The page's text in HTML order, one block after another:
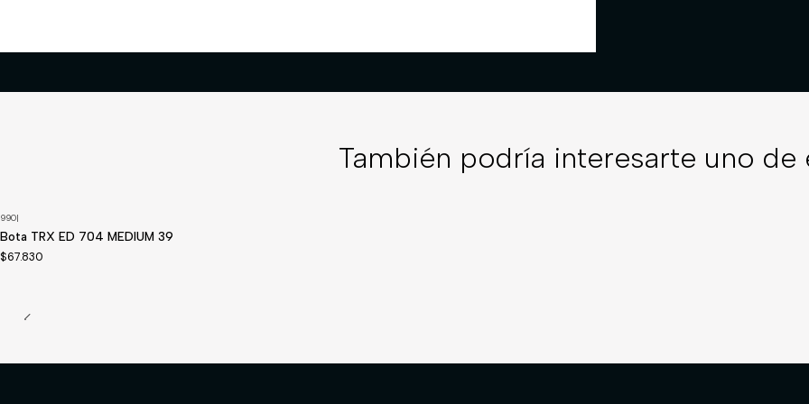
También podría interesarte uno de
990|
Bota TRX ED 704 MEDIUM 39
$67.830